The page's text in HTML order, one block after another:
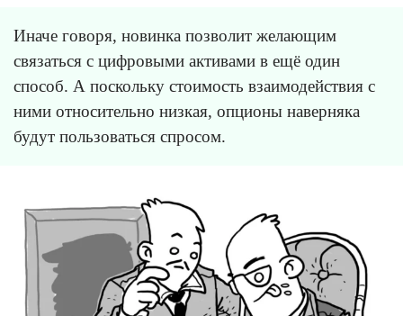
Иначе говоря, новинка позволит желающим
связаться с цифровыми активами в ещё один
способ. А поскольку стоимость взаимодействия с
ними относительно низкая, опционы наверняка
будут пользоваться спросом.